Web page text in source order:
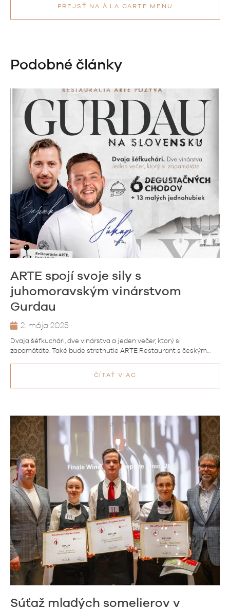
PREJSŤ NA À LA CARTE MENU
Podobné články
ARTE spojí svoje sily s
juhomoravským vinárstvom
Gurdau
2. mája 2025
Dvaja šéfkuchári, dve vinárstva a jeden večer, ktorý si
zapamätáte. Také bude stretnutie ARTE Restaurant s českým…
ČÍTAŤ VIAC
Súťaž mladých somelierov v